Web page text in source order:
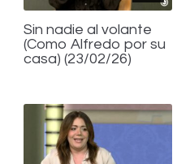
Sin nadie al volante
(Como Alfredo por su
casa) (23/02/26)